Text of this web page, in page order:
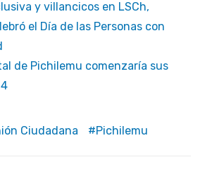
y villancicos en LSCh,
el Día de las Personas con
de Pichilemu comenzaría sus
Ciudadana Pichilemu